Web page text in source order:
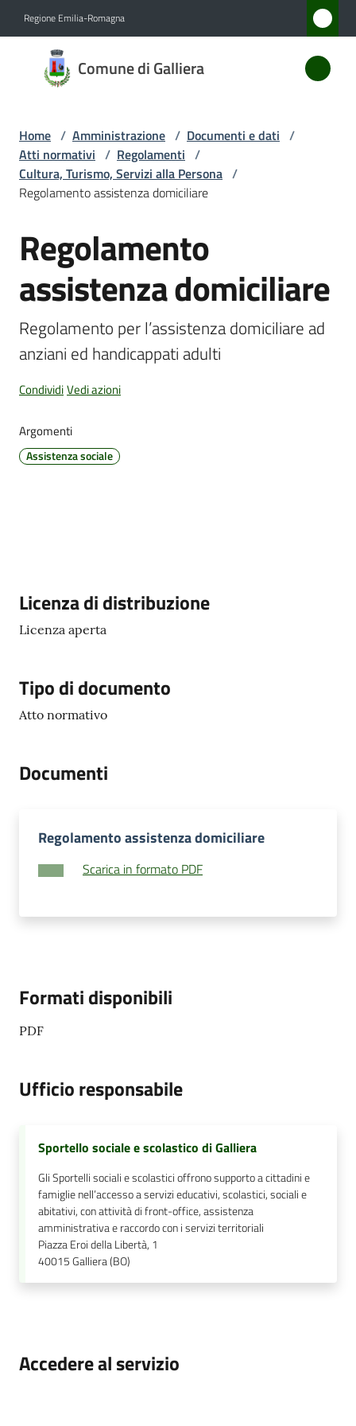
Regione Emilia-Romagna
Comune di Galliera
Comune
di
Amministrazione
Menu selezionato
Servizi
Vivere
Galliera
Trasparente
Seguici
su
Home / Amministrazione / Documenti e dati /
Atti normativi / Regolamenti /
Cultura, Turismo, Servizi alla Persona /
Regolamento assistenza domiciliare
Salta al contenuto
Regolamento
assistenza domiciliare
Regolamento per l’assistenza domiciliare ad
anziani ed handicappati adulti
CondividiVedi azioni
Argomenti
Assistenza sociale
Descrizione
Licenza di distribuzione
Licenza aperta
Tipo di documento
Atto normativo
Documenti
Regolamento assistenza domiciliare
Scarica in formato PDF
Formati disponibili
PDF
Ufficio responsabile
Sportello sociale e scolastico di Galliera
Gli Sportelli sociali e scolastici offrono supporto a cittadini e
famiglie nell’accesso a servizi educativi, scolastici, sociali e
abitativi, con attività di front-office, assistenza
amministrativa e raccordo con i servizi territoriali
Piazza Eroi della Libertà, 1
40015Galliera (BO)
Accedere al servizio